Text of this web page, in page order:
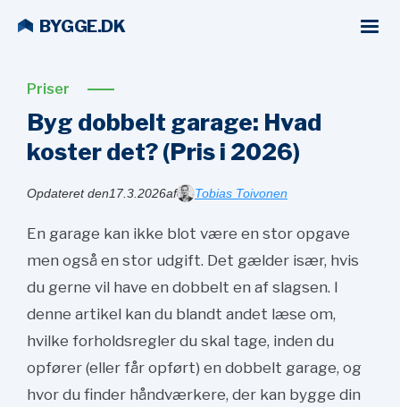
BYGGE.DK
Priser
Byg dobbelt garage: Hvad
koster det? (Pris i 2026)
Opdateret den17.3.2026af Tobias Toivonen
En garage kan ikke blot være en stor opgave
men også en stor udgift. Det gælder især, hvis
du gerne vil have en dobbelt en af slagsen. I
denne artikel kan du blandt andet læse om,
hvilke forholdsregler du skal tage, inden du
opfører (eller får opført) en dobbelt garage, og
hvor du finder håndværkere, der kan bygge din